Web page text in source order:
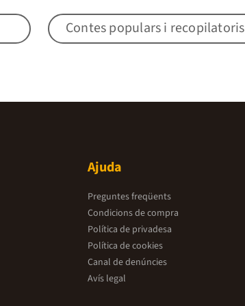
Contes populars i recopilatoris
Ajuda
Preguntes freqüents
Condicions de compra
Política de privadesa
Política de cookies
Canal de denúncies
Avís legal